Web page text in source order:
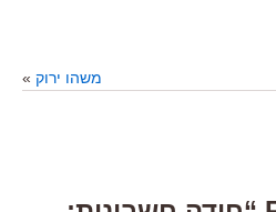
משהו ירוק »